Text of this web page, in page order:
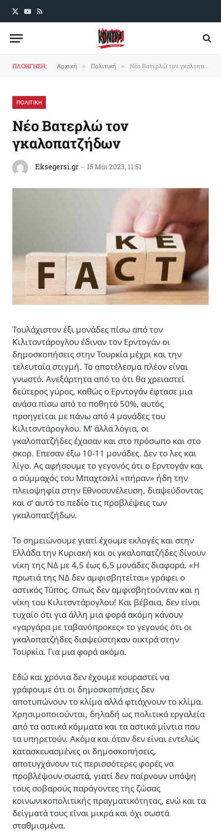
X
YouTube
RSS
ΠΛΟΗΓΗΣΗ: Αρχική » Πολιτική » Nέο Βατερλώ τον γκαλοπατζήδων
ΠΟΛΙΤΙΚΗ
Nέο Βατερλώ τον
γκαλοπατζήδων
Eksegersi.gr 15 Μάι 2023, 11:51
Τουλάχιστον έξι μονάδες πίσω από τον
Κιλιτσντάρογλου έδιναν τον Ερντογάν οι
δημοσκοπήσεις στην Τουρκία μέχρι και την
τελευταία στιγμή. Το αποτέλεσμα πλέον είναι
γνωστό. Ανεξάρτητα από το ότι θα χρειαστεί
δεύτερος γύρος, καθώς ο Ερντογάν έφτασε μια
ανάσα πίσω από το ποθητό 50%, αυτός
προηγείται με πάνω από 4 μονάδες του
Κιλιτσντάρογλου. Μ’ άλλα λόγια, οι
γκαλοπατζήδες έχασαν και στο πρόσωπο και στο
σκορ. Επεσαν έξω 10-11 μονάδες. Δεν το λες και
λίγο. Aς αφήσουμε το γεγονός ότι ο Ερντογάν και
ο σύμμαχός του Μπαχτσελί «πήραν» ήδη την
πλειοψηφία στην Εθνοσυνέλευση, διαψεύδοντας
και σ’ αυτό το πεδίο τις προβλέψεις των
γκαλοπατζήδων.
Το σημειώνουμε γιατί έχουμε εκλογές και στην
Ελλάδα την Κυριακή και οι γκαλοπατζήδες δίνουν
νίκη της ΝΔ με 4,5 έως 6,5 μονάδες διαφορά. «Η
πρωτιά της ΝΔ δεν αμφισβητείται» γράφει ο
αστικός Τύπος. Οπως δεν αμφισβητούνταν και η
νίκη του Κιλιτσντάρογλου! Και βέβαια, δεν είναι
τυχαίο ότι για άλλη μια φορά ακόμη κάνουν
«γαργάρα με ταβανόπροκες» το γεγονός ότι οι
γκαλοπατζήδες διαψεύστηκαν οικτρά στην
Τουρκία. Για μια φορά ακόμα.
Eδώ και χρόνια δεν έχουμε κουραστεί να
γράφουμε ότι οι δημοσκοπήσεις δεν
αποτυπώνουν το κλίμα αλλά φτιάχνουν το κλίμα.
Χρησιμοποιούνται, δηλαδή ως πολιτικά εργαλεία
από τα αστικά κόμματα και τα αστικά μίντια που
τα υπηρετούν. Ακόμα και όταν δεν είναι εντελώς
κατασκευασμένες οι δημοσκοπήσεις,
αποτυγχάνουν τις περισσότερες φορές να
προβλέψουν σωστά, γιατί δεν παίρνουν υπόψη
τους σοβαρούς παράγοντες της ζώσας
κοινωνικοπολιτικής πραγματικότητας, ενώ και τα
δείγματά τους είναι μικρά και όχι σωστά
σταθμισμένα.